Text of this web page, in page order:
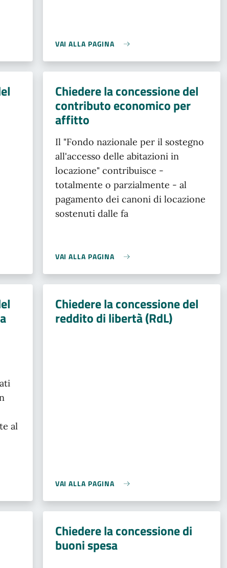
VAI ALLA PAGINA
Chiedere la concessione del
contributo economico per
affitto
Il "Fondo nazionale per il sostegno
all'accesso delle abitazioni in
locazione" contribuisce -
totalmente o parzialmente - al
pagamento dei canoni di locazione
sostenuti dalle fa
VAI ALLA PAGINA
al
Chiedere la concessione del
reddito di libertà (RdL)
VAI ALLA PAGINA
Chiedere la concessione di
buoni spesa